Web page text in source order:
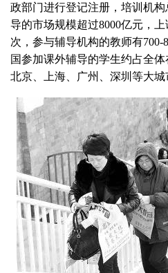
政部门进行登记注册，培训机
导的市场规模超过8000亿元，
次，参与辅导机构的教师有700-
国参加课外辅导的学生约占全
北京、上海、广州、深圳等大城